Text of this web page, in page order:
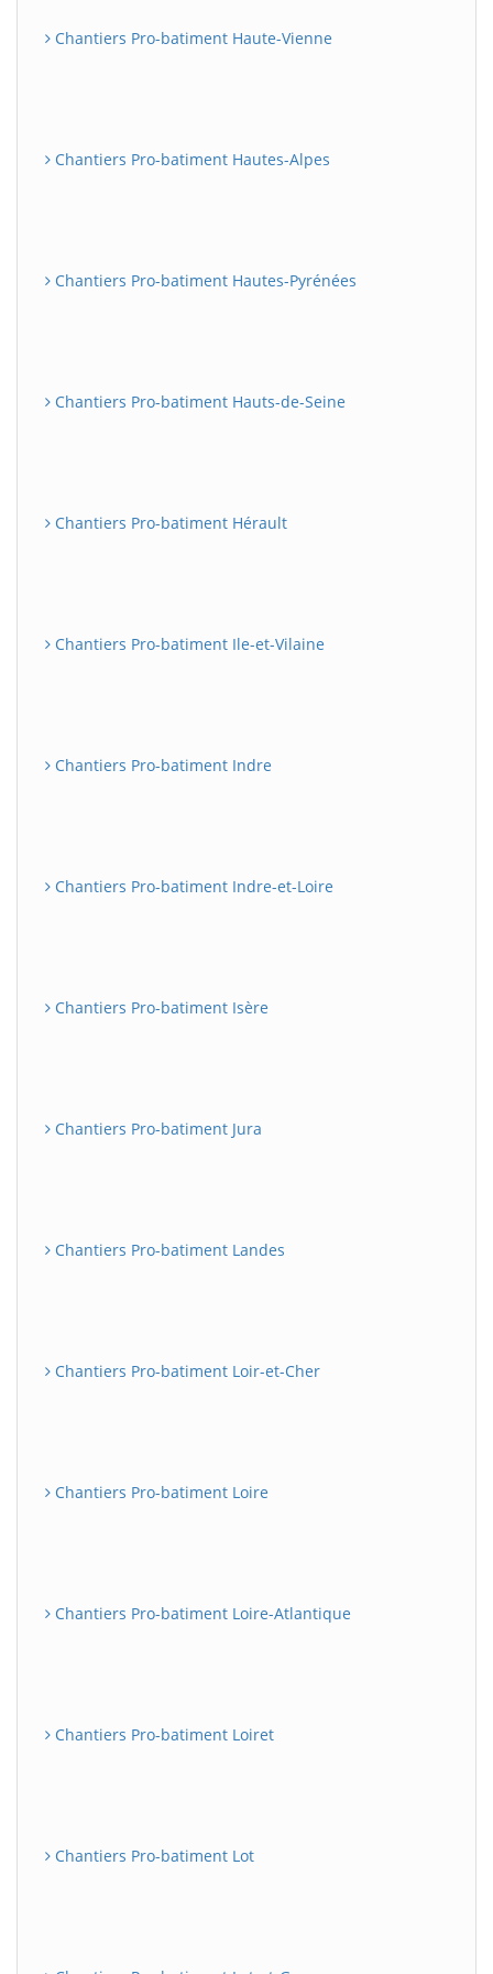
Chantiers Pro-batiment Haute-Vienne
Chantiers Pro-batiment Hautes-Alpes
Chantiers Pro-batiment Hautes-Pyrénées
Chantiers Pro-batiment Hauts-de-Seine
Chantiers Pro-batiment Hérault
Chantiers Pro-batiment Ile-et-Vilaine
Chantiers Pro-batiment Indre
Chantiers Pro-batiment Indre-et-Loire
Chantiers Pro-batiment Isère
Chantiers Pro-batiment Jura
Chantiers Pro-batiment Landes
Chantiers Pro-batiment Loir-et-Cher
Chantiers Pro-batiment Loire
Chantiers Pro-batiment Loire-Atlantique
Chantiers Pro-batiment Loiret
Chantiers Pro-batiment Lot